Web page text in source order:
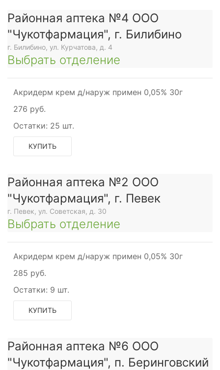
Районная аптека №4 ООО
"Чукотфармация", г. Билибино
г. Билибино, ул. Курчатова, д. 4
Выбрать отделение
Акридерм крем д/наруж примен 0,05% 30г
276 руб.
Остатки: 25 шт.
КУПИТЬ
Районная аптека №2 ООО
"Чукотфармация", г. Певек
г. Певек, ул. Советская, д. 30
Выбрать отделение
Акридерм крем д/наруж примен 0,05% 30г
285 руб.
Остатки: 9 шт.
КУПИТЬ
Районная аптека №6 ООО
"Чукотфармация", п. Беринговский